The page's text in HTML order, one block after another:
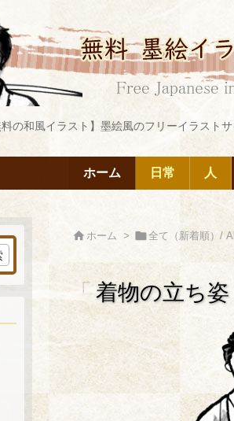
料の和風イラスト】墨絵風のフリーイラスト
ホーム 日常 人
 ホーム > 全て（新着順）/
「着物の立ち姿